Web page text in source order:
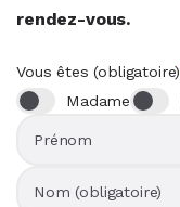
rendez-vous.
Madame
Vous êtes (obligatoire)
Prénom
Nom (obligatoire)